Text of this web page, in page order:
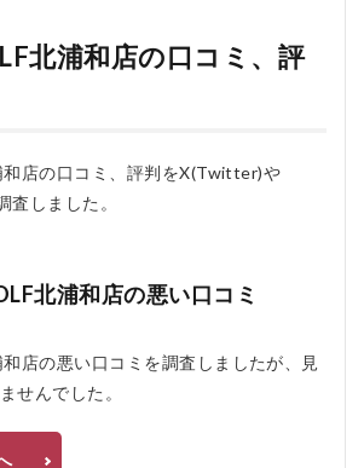
北浦和店の口コミ、評
店の口コミ、評判をX(Twitter)や
しました。
北浦和店の悪い口コミ
店の悪い口コミを調査しましたが、見
せんでした。